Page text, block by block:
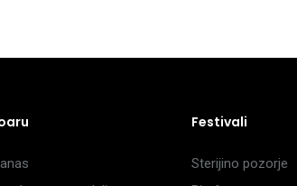
Festivali
Sterijino pozorje